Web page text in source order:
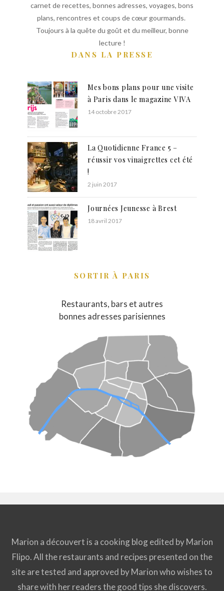
carnet de recettes, bonnes adresses, voyages, bons
plans, rencontres et coups de cœur gourmands.
Toujours à la quête du goût et du meilleur, bonne
lecture !
DANS LA PRESSE
Mes bons plans pour une visite
à Paris dans le magazine VIVA
14 octobre 2017
La Quotidienne France 5 –
réussir vos vinaigrettes cet été
!
2 juin 2017
Journées Jeunesse à Brest
18 avril 2017
SORTIR À PARIS
Restaurants, bars et autres
bonnes adresses parisiennes
Marion a découvert is a cooking blog edited by Marion
Flipo. All the restaurants and recipes presented on the
site are tested and approved by Marion who wishes to
share with her readers the good tips she discovers.